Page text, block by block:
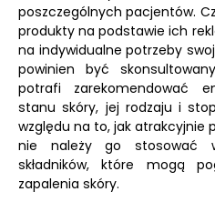
poszczególnych pacjentów.
produkty na podstawie ich
na indywidualne potrzeby
powinien być
potrafi zarekomendować
stanu skóry, jej rodzaju i
względu na to, jak atrakcyjnie
nie należy go stosować
składników, które mogą
zapalenia skóry.